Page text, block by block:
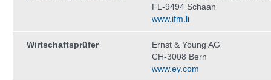
FL-9494 Schaan
www.ifm.li
Wirtschaftsprüfer
Ernst & Young AG
CH-3008 Bern
www.ey.com